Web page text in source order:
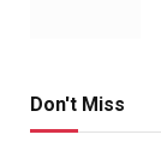
Don't Miss